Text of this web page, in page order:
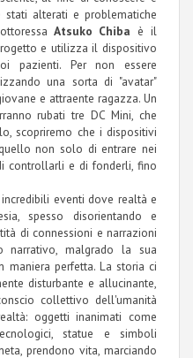
stati alterati e problematiche
Atsuko Chiba è il
e utilizza il dispositivo
pazienti. Per non essere
una sorta di "avatar"
e attraente ragazza. Un
rubati tre DC Mini, che
scopriremo che i dispositivi
non solo di entrare nei
controllarli e di fonderli, fino
eventi dove realtà e
spesso disorientando e
di connessioni e narrazioni
narrativo, malgrado la sua
maniera perfetta. La storia ci
disturbante e allucinante,
collettivo dell'umanità
oggetti inanimati come
statue e simboli
prendono vita, marciando